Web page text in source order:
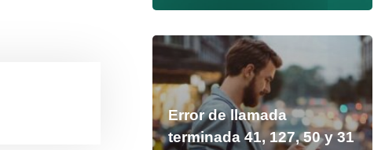
Error de llamada
terminada 41, 127, 50 y 31